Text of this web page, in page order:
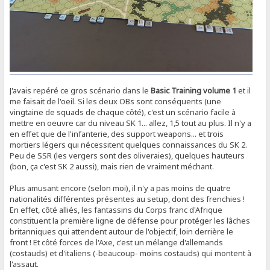
J'avais repéré ce gros scénario dans leBasic Training volume 1 et il
me faisait de l'oeil. Si les deux OBs sont conséquents (une
vingtaine de squads de chaque côté), c'est un scénario facile à
mettre en oeuvre car du niveau SK 1... allez, 1,5 tout au plus. Il n'y a
en effet que de l'infanterie, des support weapons... et trois
mortiers légers qui nécessitent quelques connaissances du SK 2.
Peu de SSR (les vergers sont des oliveraies), quelques hauteurs
(bon, ça c'est SK 2 aussi), mais rien de vraiment méchant.
Plus amusant encore (selon moi), il n'y a pas moins de quatre
nationalités différentes présentes au setup, dont des frenchies !
En effet, côté alliés, les fantassins du Corps franc d'Afrique
constituent la première ligne de défense pour protéger les lâches
britanniques qui attendent autour de l'objectif, loin derrière le
front ! Et côté forces de l'Axe, c'est un mélange d'allemands
(costauds) et d'italiens (-beaucoup- moins costauds) qui montent à
l'assaut.